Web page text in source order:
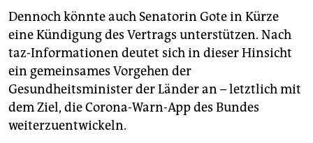
Dennoch könnte auch Senatorin Gote in Kürze
eine Kündigung des Vertrags unterstützen. Nach
taz-Informationen deutet sich in dieser Hinsicht
ein gemeinsames Vorgehen der
Gesundheitsminister der Länder an – letztlich mit
dem Ziel, die Corona-Warn-App des Bundes
weiterzuentwickeln.